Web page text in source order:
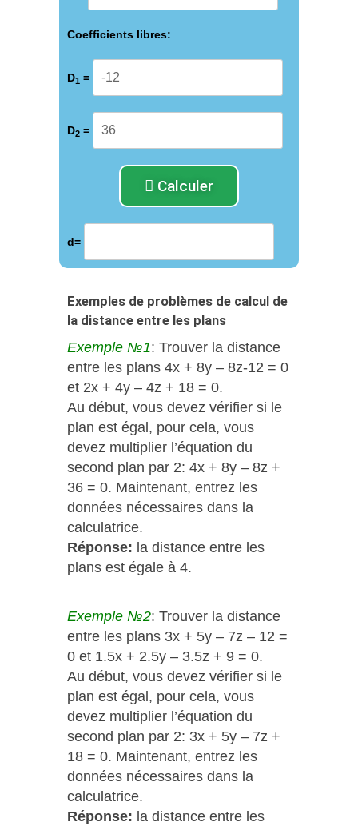
Coefficients libres:
D1 =
D2 =
Calculer
d=
Exemples de problèmes de calcul de
la distance entre les plans
Exemple №1: Trouver la distance
entre les plans 4x + 8y – 8z-12 = 0
et 2x + 4y – 4z + 18 = 0.
Au début, vous devez vérifier si le
plan est égal, pour cela, vous
devez multiplier l’équation du
second plan par 2: 4x + 8y – 8z +
36 = 0. Maintenant, entrez les
données nécessaires dans la
calculatrice.
Réponse: la distance entre les
plans est égale à 4.
Exemple №2: Trouver la distance
entre les plans 3x + 5y – 7z – 12 =
0 et 1.5x + 2.5y – 3.5z + 9 = 0.
Au début, vous devez vérifier si le
plan est égal, pour cela, vous
devez multiplier l’équation du
second plan par 2: 3x + 5y – 7z +
18 = 0. Maintenant, entrez les
données nécessaires dans la
calculatrice.
Réponse: la distance entre les